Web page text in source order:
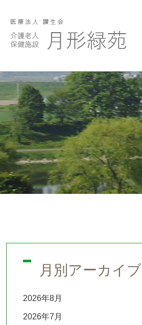
月別アーカイブ
2026年8月
2026年7月